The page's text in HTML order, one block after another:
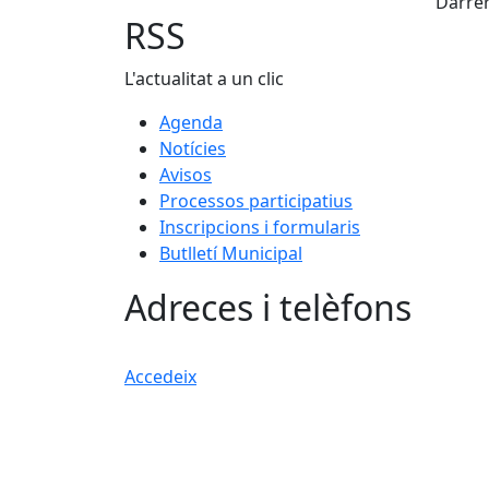
RSS
L'actualitat a un clic
Agenda
Notícies
Avisos
Processos participatius
Inscripcions i formularis
Butlletí Municipal
Adreces i telèfons
Accedeix